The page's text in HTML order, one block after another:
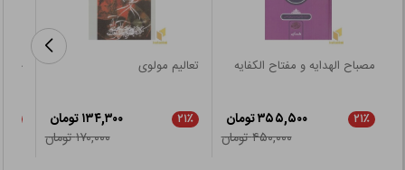
مصباح الهدایه و مفتاح الکفایه
۲۱٪
۳۵۵,۵۰۰ تومان
۴۵۰,۰۰۰ تومان
تعالیم مولوی
۲۱٪
۱۳۴,۳۰۰ تومان
۱۷۰,۰۰۰ تومان